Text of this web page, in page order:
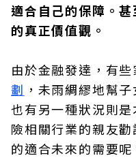
適合自己的保障。
的真正價值觀。
由於金融發達，有
劃 ，未雨綢繆地幫
也有另一種狀況則
險相關行業的親友
的適合未來的需要